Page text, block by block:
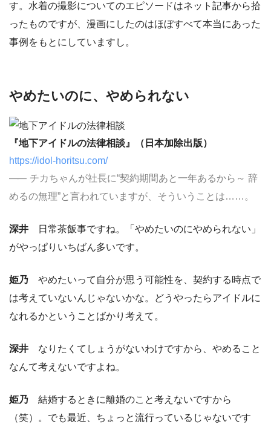
す。水着の撮影についてのエピソードはネット記事から拾
ったものですが、漫画にしたのはほぼすべて本当にあった
事例をもとにしていますし。
やめたいのに、やめられない
『地下アイドルの法律相談』（日本加除出版）
https://idol-horitsu.com/
チカちゃんが社長に“契約期間あと一年あるから～ 辞
めるの無理”と言われていますが、そういうことは……。
深井 日常茶飯事ですね。「やめたいのにやめられない」
がやっぱりいちばん多いです。
姫乃 やめたいって自分が思う可能性を、契約する時点で
は考えていないんじゃないかな。どうやったらアイドルに
なれるかということばかり考えて。
深井 なりたくてしょうがないわけですから、やめること
なんて考えないですよね。
姫乃 結婚するときに離婚のこと考えないですから
（笑）。でも最近、ちょっと流行っているじゃないです